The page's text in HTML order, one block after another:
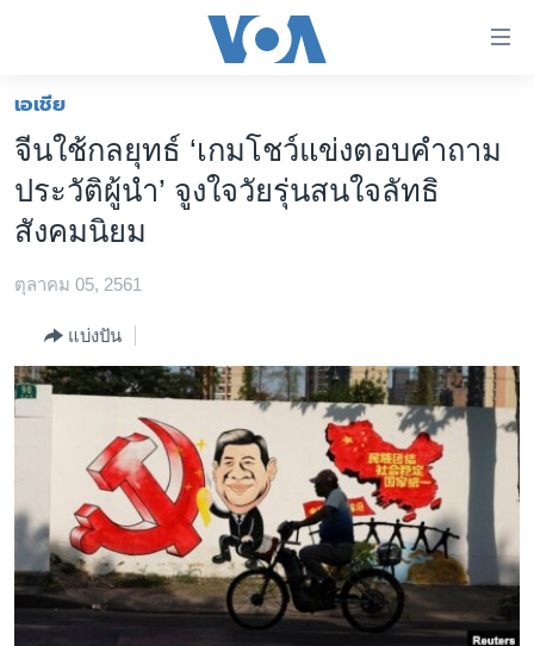
ต่อ
ข้าม
ไป
เนื้อหา
หลัก
ไป
ข้าม
ไป
หน้าหลัก
โลก
เอเชีย
ไทย
ธุรกิจ
วิทยาศาสตร์
สังคมและสุขภาพ
ไลฟ์สไตล์
ตรวจสอบข่าว
เรียนรู้ภาษาอังกฤษ
พอดคาสต์
เอเชีย
จีนใช้กลยุทธ์ ‘เกมโชว์แข่งตอบคำถาม
ประวัติผู้นำ’ จูงใจวัยรุ่นสนใจลัทธิ
สังคมนิยม
ตุลาคม 05, 2561
แบ่งปัน